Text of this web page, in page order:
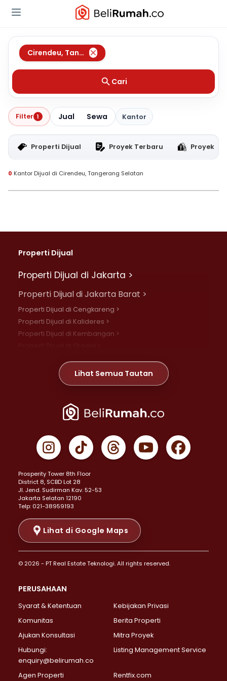
Cirendeu, Tangerang Selatan
Cari
Filter 1 Jual Sewa Kantor
Properti Dijual Proyek Terbaru Proyek
0 Kantor Dijual di Cirendeu, Tangerang Selatan
Properti Dijual
Properti Dijual di Jakarta >
Properti Dijual di Jakarta Barat >
Properti Dijual di Cengkareng >
Properti Dijual di Kalideres >
Properti Dijual di Kembangan >
Properti Dijual di Meruya >
Properti Dijual di Jelambar >
Properti Dijual di Jakarta Pusat >
Properti Dijual di Gambir >
Properti Dijual di Johar Baru >
Properti Dijual di Menteng >
Properti Dijual di Senen >
Properti Dijual di Tanah Abang >
Properti Dijual di Cikini >
Properti Dijual di Kramat >
Properti Dijual di Pasar Baru >
Properti Dijual di Bendungan Hilir >
Properti Dijual di Jakarta Selatan >
Properti Dijual di Lebak Bulus >
Properti Dijual di Gandaria Selatan >
Properti Dijual di Pondok Labu >
Properti Dijual di Lenteng Agung >
Properti Dijual di Senayan >
Properti Dijual di Pondok Pinang >
Lihat Semua Tautan
Prosperity Tower 8th Floor
District 8, SCBD Lot 28
JI. Jend. Sudirman Kav. 52-53
Jakarta Selatan 12190
Telp: 021-38959193
Lihat di Google Maps
© 2026 - PT Real Estate Teknologi. All rights reserved.
PERUSAHAAN
Syarat & Ketentuan
Kebijakan Privasi
Komunitas
Berita Properti
Ajukan Konsultasi
Mitra Proyek
Hubungi:
enquiry@belirumah.co
Listing Management Service
Agen Properti Rentfix.com